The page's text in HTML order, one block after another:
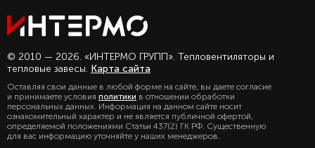
© 2010 — 2026. «ИНТЕРМО ГРУПП». Тепловентиляторы и
тепловые завесы. Карта сайта
Оставляя свои данные в любой форме на сайте, вы даете согласие
и принимаете условия политики в отношении обработки
персональных данных. Информация на данном сайте носит
ознакомительный характер и не является публичной офертой,
определяемой положениями Статьи 437(2) ГК РФ. Существенную
для вас информацию уточняйте у наших менеджеров.
Оставаясь с нами, вы соглашаетесь на
использование файлов куки.
персональных данных, можете
ознакомиться в нашем разделе
политика конфиденциальности